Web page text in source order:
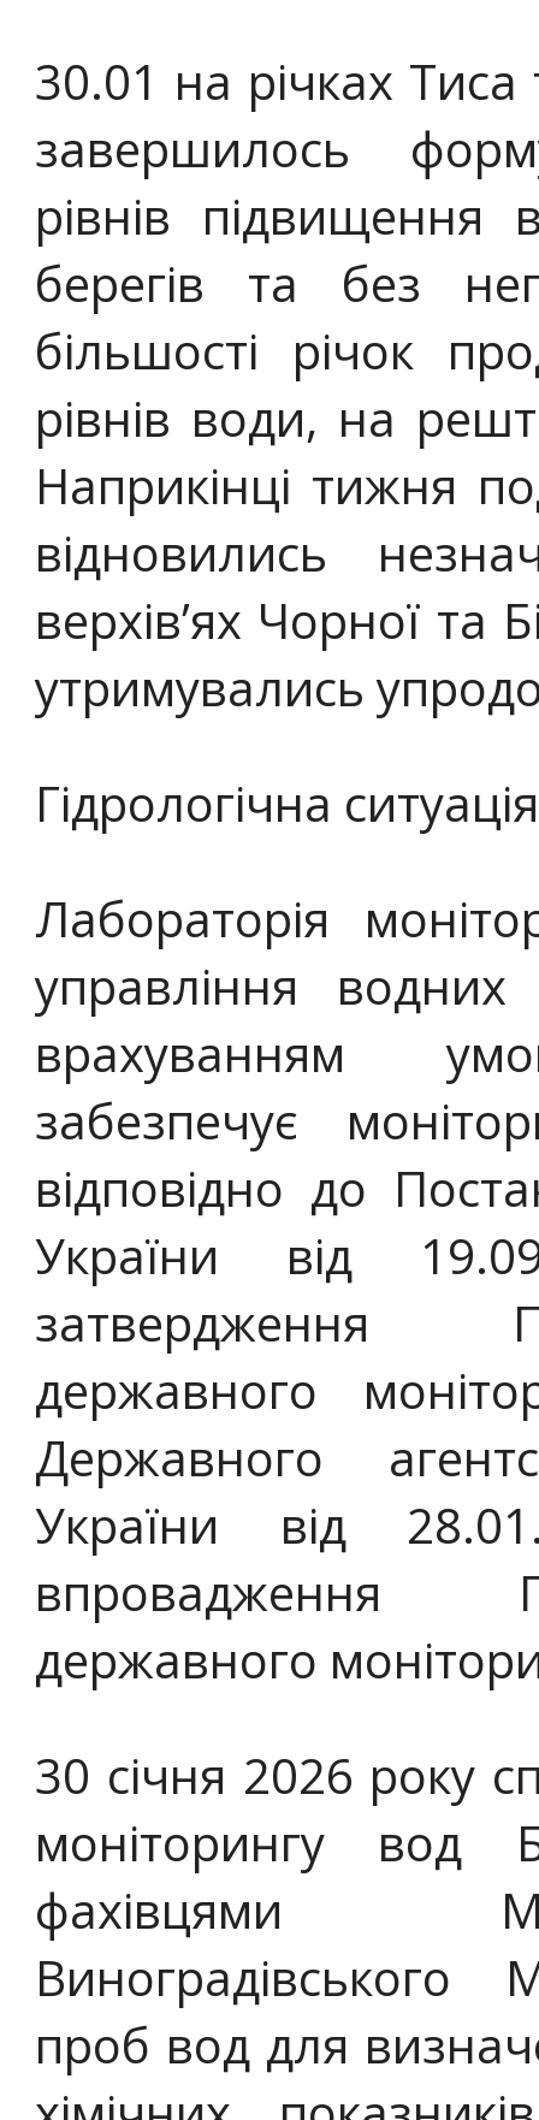
30.01 на річках
завершилось
рівнів
берегів та без
більшості річок
рівнів води, на
Наприкінці тижня
відновились
верхів’ях Чорної та
утримувались
Гідрологічна
Лабораторія
управління
врахуванням
забезпечує
відповідно до
України від
затвердження
державного
Державного
України від
впровадження
державного
30 січня 2026 року
моніторингу
фахівцями
Виноградівського
проб вод для